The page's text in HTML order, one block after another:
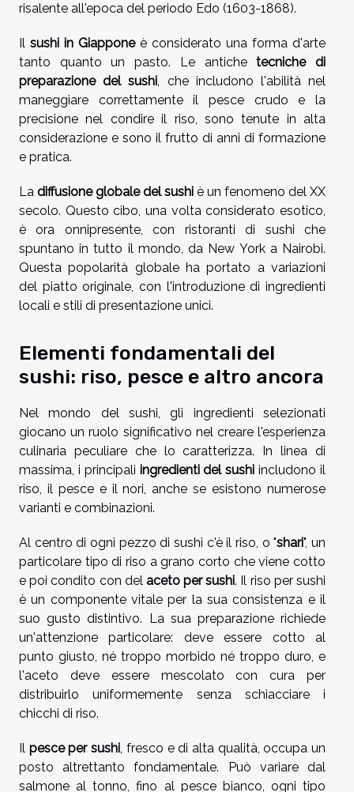
risalente all'epoca del periodo Edo (1603-1868).
Il sushi in Giapponeè considerato una forma d'arte
tanto quanto un pasto. Le antichetecniche di
preparazione del sushi, che includono l'abilità nel
maneggiare correttamente il pesce crudo e la
precisione nel condire il riso, sono tenute in alta
considerazione e sono il frutto di anni di formazione
e pratica.
La diffusione globale del sushi è un fenomeno del XX
secolo. Questo cibo, una volta considerato esotico,
è ora onnipresente, con ristoranti di sushi che
spuntano in tutto il mondo, da New York a Nairobi.
Questa popolarità globale ha portato a variazioni
del piatto originale, con l'introduzione di ingredienti
locali e stili di presentazione unici.
Elementi fondamentali del
sushi: riso, pesce e altro ancora
Nel mondo del sushi, gli ingredienti selezionati
giocano un ruolo significativo nel creare l'esperienza
culinaria peculiare che lo caratterizza. In linea di
massima, i principali ingredienti del sushi includono il
riso, il pesce e il nori, anche se esistono numerose
varianti e combinazioni.
Al centro di ogni pezzo di sushi c'è il riso, o "shari", un
particolare tipo di riso a grano corto che viene cotto
e poi condito con del aceto per sushi. Il riso per sushi
è un componente vitale per la sua consistenza e il
suo gusto distintivo. La sua preparazione richiede
un'attenzione particolare: deve essere cotto al
punto giusto, né troppo morbido né troppo duro, e
l'aceto deve essere mescolato con cura per
distribuirlo uniformemente senza schiacciare i
chicchi di riso.
Il pesce per sushi, fresco e di alta qualità, occupa un
posto altrettanto fondamentale. Può variare dal
salmone al tonno, fino al pesce bianco, ogni tipo